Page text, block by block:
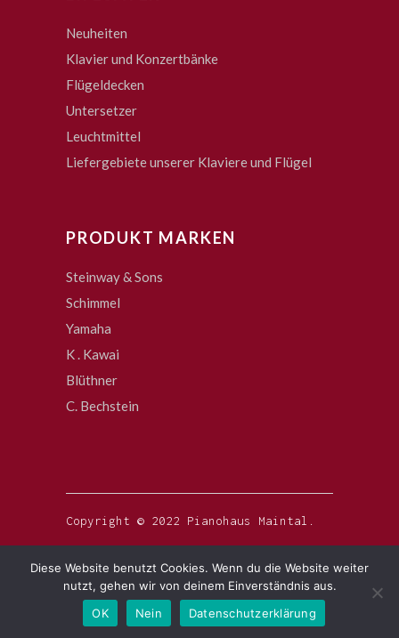
Neuheiten
Klavier und Konzertbänke
Flügeldecken
Untersetzer
Leuchtmittel
Liefergebiete unserer Klaviere und Flügel
PRODUKT MARKEN
Steinway & Sons
Schimmel
Yamaha
K . Kawai
Blüthner
C. Bechstein
Copyright © 2022 Pianohaus Maintal.
Diese Website benutzt Cookies. Wenn du die Website weiter
nutzt, gehen wir von deinem Einverständnis aus.
OK
Nein Datenschutzerklärung